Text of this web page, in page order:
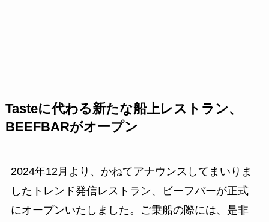
Tasteに代わる新たな船上レストラン、
BEEFBARがオープン
2024年12月より、かねてアナウンスしてまいりま
したトレンド発信レストラン、ビーフバーが正式
にオープンいたしました。ご乗船の際には、是非